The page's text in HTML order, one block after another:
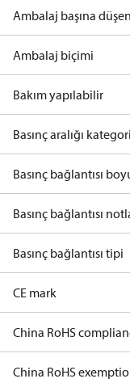
Ambalaj başına
Ambalaj biçimi
Bakım yapılabilir
Basınç aralığı
Basınç bağlantısı
Basınç bağlantısı
Basınç bağlantısı tipi
CE mark
China RoHS
China RoHS